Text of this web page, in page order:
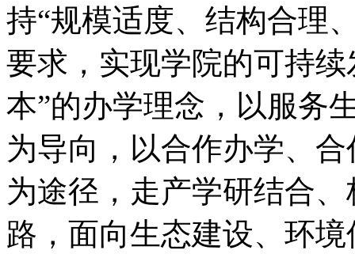
持“规模适度、结构合理
要求，实现学院的可持
本”的办学理念，以服务
为导向，以合作办学、
为途径，走产学研结合
路，面向生态建设、环